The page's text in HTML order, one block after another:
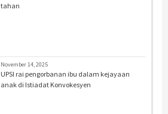
tahan
November 14, 2025
UPSI rai pengorbanan ibu dalam kejayaan
anak di Istiadat Konvokesyen